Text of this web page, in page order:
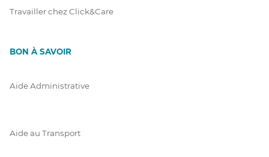
Travailler chez Click&Care
BON À SAVOIR
Aide Administrative
Aide au Transport